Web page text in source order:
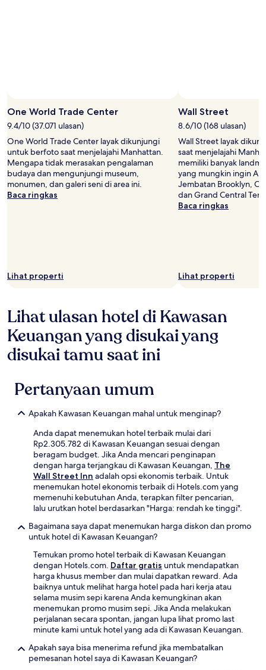
One World Trade Center
9.4/10 (37.071 ulasan)
One World Trade Center layak dikunjungi
untuk berfoto saat menjelajahi Manhattan.
Mengapa tidak merasakan pengalaman
budaya dan mengunjungi museum,
monumen, dan galeri seni di area ini.
Baca ringkas
Lihat properti
Wall Street
8.6/10 (168 ulasan)
Wall Street layak
saat menjelajahi
memiliki banyak
yang mungkin ingin
Jembatan Brooklyn,
dan Grand Central
Baca ringkas
Lihat properti
Lihat ulasan hotel di Kawasan
Keuangan yang disukai yang
disukai tamu saat ini
Pertanyaan umum
Apakah Kawasan Keuangan mahal untuk menginap?
Anda dapat menemukan hotel terbaik mulai dari
Rp2.305.782 di Kawasan Keuangan sesuai dengan
beragam budget. Jika Anda mencari penginapan
dengan harga terjangkau di Kawasan Keuangan, The
Wall Street Inn adalah opsi ekonomis terbaik. Untuk
menemukan hotel ekonomis terbaik di Hotels.com yang
memenuhi kebutuhan Anda, terapkan filter pencarian,
lalu urutkan hotel berdasarkan "Harga: rendah ke tinggi".
Bagaimana saya dapat menemukan harga diskon dan promo
untuk hotel di Kawasan Keuangan?
Temukan promo hotel terbaik di Kawasan Keuangan
dengan Hotels.com. Daftar gratis untuk mendapatkan
harga khusus member dan mulai dapatkan reward. Ada
baiknya untuk melihat harga hotel pada hari kerja atau
selama musim sepi karena Anda kemungkinan akan
menemukan promo musim sepi. Jika Anda melakukan
perjalanan secara spontan, jangan lupa lihat promo last
minute kami untuk hotel yang ada di Kawasan Keuangan.
Apakah saya bisa menerima refund jika membatalkan
pemesanan hotel saya di Kawasan Keuangan?